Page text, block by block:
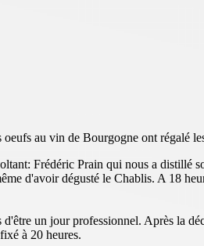
au vin de Bourgogne ont régalé
Frédéric Prain qui nous a distillé
d'avoir dégusté le Chablis. A 18
un jour professionnel. Après la
à 20 heures.